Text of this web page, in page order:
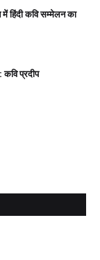
में हिंदी कवि सम्मेलन का
प्रदीप